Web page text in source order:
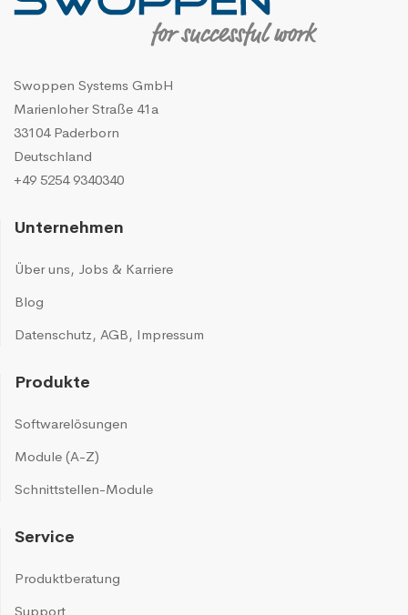
Swoppen Systems GmbH
Marienloher Straße 41a
33104 Paderborn
Deutschland
+49 5254 9340340
Unternehmen
Über uns, Jobs & Karriere
Blog
Datenschutz, AGB, Impressum
Produkte
Softwarelösungen
Module (A-Z)
Schnittstellen-Module
Service
Produktberatung
Support